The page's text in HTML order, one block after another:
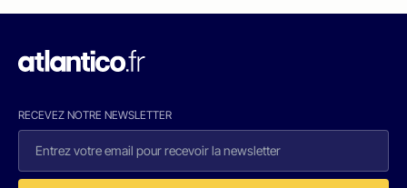
RECEVEZ NOTRE NEWSLETTER